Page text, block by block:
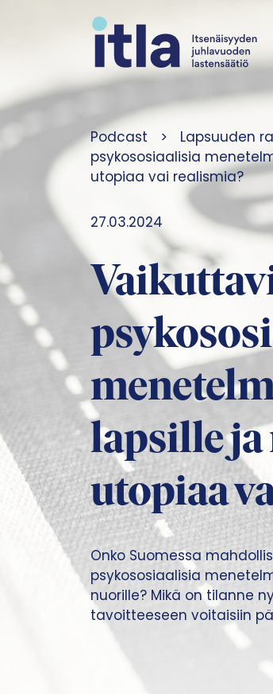
Podcast >
Lapsuuden
psykososiaalisia
utopiaa vai realismia?
27.03.2024
lapsille
utopiaa
Onko Suomessa
psykososiaalisia
nuorille? Mikä on tilanne
tavoitteeseen voitaisiin